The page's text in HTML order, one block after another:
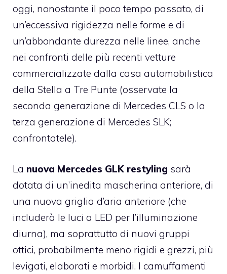
oggi, nonostante il poco tempo passato, di
un’eccessiva rigidezza nelle forme e di
un’abbondante durezza nelle linee, anche
nei confronti delle più recenti vetture
commercializzate dalla casa automobilistica
della Stella a Tre Punte (osservate la
seconda generazione di Mercedes CLS o la
terza generazione di Mercedes SLK;
confrontatele).
La nuova Mercedes GLK restyling sarà
dotata di un’inedita mascherina anteriore, di
una nuova griglia d’aria anteriore (che
includerà le luci a LED per l’illuminazione
diurna), ma soprattutto di nuovi gruppi
ottici, probabilmente meno rigidi e grezzi, più
levigati, elaborati e morbidi. I camuffamenti